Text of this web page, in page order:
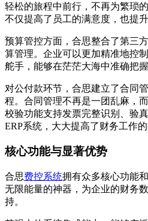
轻松的旅程中前行，不再为繁琐
不仅提高了员工的满意度，也提
预算管控方面，合思整合了第三
算管理。企业可以更加精准地控
舵手，能够在茫茫大海中准确把握
对公付款环节，合思建立了合同
程。合同管理不再是一团乱麻，
校验功能支持发票完整识别、验
ERP系统，大大提高了财务工作的
核心功能与显著优势
合思费控系统拥有众多核心功能
无限能量的神器，为企业的财务
持。